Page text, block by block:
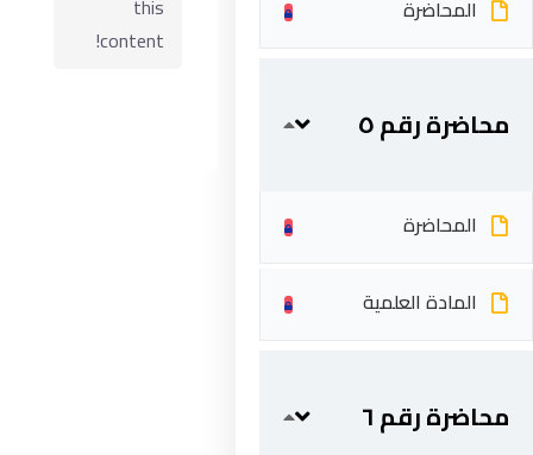
المحاضرة
محاضرة رقم ٥
المحاضرة
المادة العلمية
محاضرة رقم ٦
this
content!
ابقى على تواصل
5 شارع 278 – المعادي الجديدة – القاهرة – جمهورية مصر
info@acarea.com.eg